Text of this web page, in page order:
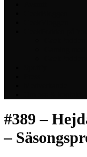
#389 –
–